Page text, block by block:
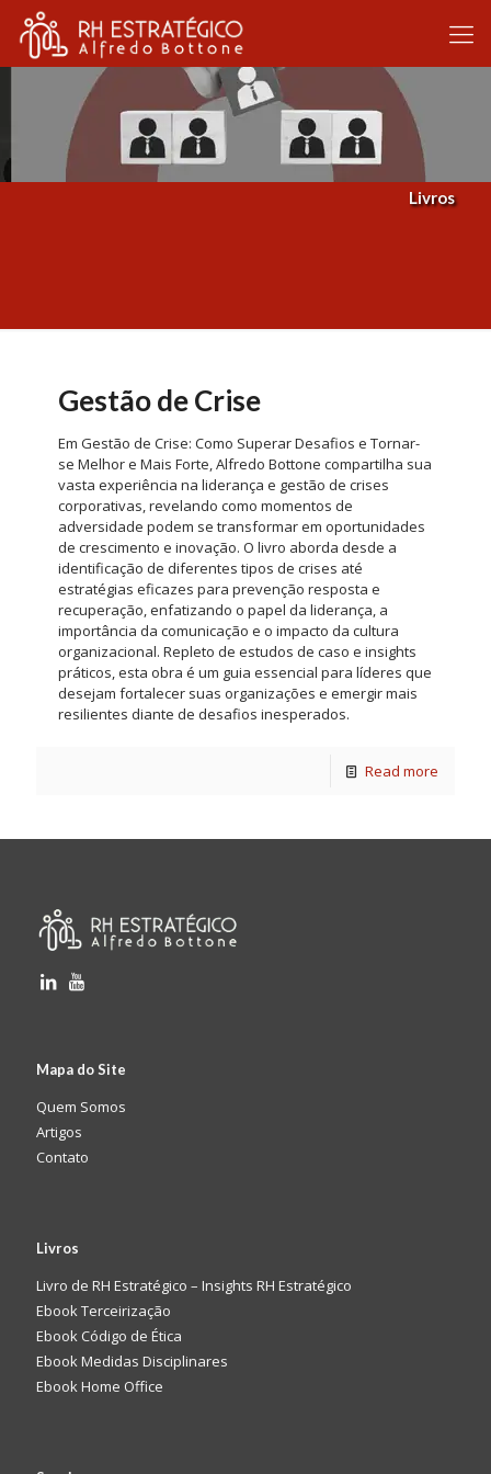
Livros
Gestão de Crise
Em Gestão de Crise: Como Superar Desafios e Tornar-
se Melhor e Mais Forte, Alfredo Bottone compartilha sua
vasta experiência na liderança e gestão de crises
corporativas, revelando como momentos de
adversidade podem se transformar em oportunidades
de crescimento e inovação. O livro aborda desde a
identificação de diferentes tipos de crises até
estratégias eficazes para prevenção resposta e
recuperação, enfatizando o papel da liderança, a
importância da comunicação e o impacto da cultura
organizacional. Repleto de estudos de caso e insights
práticos, esta obra é um guia essencial para líderes que
desejam fortalecer suas organizações e emergir mais
resilientes diante de desafios inesperados.
Read more
Mapa do Site
Quem Somos
Artigos
Contato
Livros
Livro de RH Estratégico – Insights RH Estratégico
Ebook Terceirização
Ebook Código de Ética
Ebook Medidas Disciplinares
Ebook Home Office